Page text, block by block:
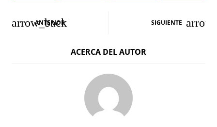
N
ANTERIOR SIGUIENTE
ACERCA DEL AUTOR